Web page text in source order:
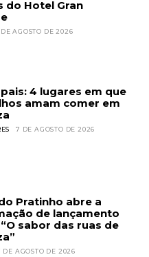
do Hotel Gran
AGOSTO DE 2026
4 lugares em que
amam comer em
7 DE AGOSTO DE 2026
Pratinho abre a
de lançamento
sabor das ruas de
DE AGOSTO DE 2026